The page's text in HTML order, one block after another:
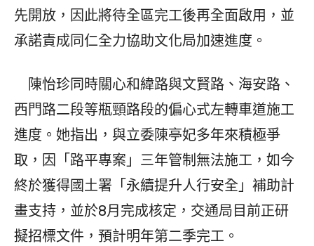
先開放，因此將待全區完工後再全面啟用，並
承諾責成同仁全力協助文化局加速進度。
陳怡珍同時關心和緯路與文賢路、海安路、
西門路二段等瓶頸路段的偏心式左轉車道施工
進度。她指出，與立委陳亭妃多年來積極爭
取，因「路平專案」三年管制無法施工，如今
終於獲得國土署「永續提升人行安全」補助計
畫支持，並於8月完成核定，交通局目前正研
擬招標文件，預計明年第二季完工。